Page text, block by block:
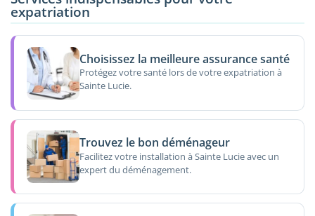
expatriation
Choisissez la meilleure assurance santé
Protégez votre santé lors de votre expatriation à
Sainte Lucie.
Trouvez le bon déménageur
Facilitez votre installation à Sainte Lucie avec un
expert du déménagement.